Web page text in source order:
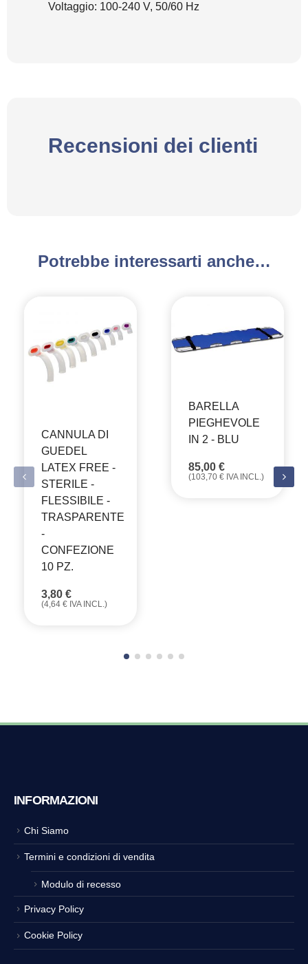
Voltaggio: 100-240 V, 50/60 Hz
Recensioni dei clienti
Potrebbe interessarti anche…
CANNULA DI
GUEDEL
LATEX FREE -
STERILE -
FLESSIBILE -
TRASPARENTE
-
CONFEZIONE
10 PZ.
3,80 €
(4,64 € IVA INCL.)
BARELLA
PIEGHEVOLE
IN 2 - BLU
85,00 €
(103,70 € IVA INCL.)
INFORMAZIONI
Chi Siamo
Termini e condizioni di vendita
Modulo di recesso
Privacy Policy
Cookie Policy